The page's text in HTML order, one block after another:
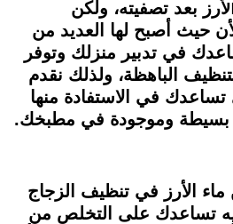
بعد تصفيته، ولكن
حيث أصبح لها العديد من
في تدبير منزلك وتوفر
الباهظة، ولذلك نقدم
في الاستفادة منها
بسيطة وموجودة في مطبخك.
الأرز في تنظيف الزجاج
تساعدك على التخلص من